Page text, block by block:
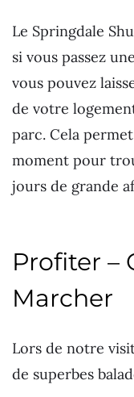
Le Springdale
si vous passez
vous pouvez
de votre
parc. Cela
moment pour
jours de grande
Profiter –
Marcher
Lors de notre
de superbes